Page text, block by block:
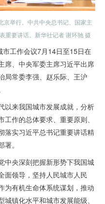
举行。中共中央总书记、国家主
重要讲话。新华社记者 谢环驰 摄
工作会议7月14日至15日在
席、中央军委主席习近平出席
局常委李强、赵乐际、王沪
以来我国城市发展成就，分析
作的总体要求、重要原则、
落实习近平总书记重要讲话精
。
中央深刻把握新形势下我国城
面领导，坚持人民城市人民
为有机生命体系统谋划，推动
镇化水平和城市发展能级、